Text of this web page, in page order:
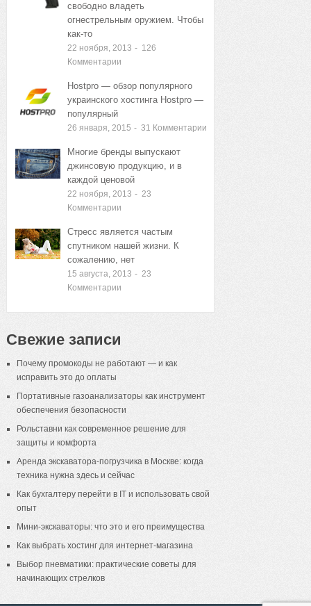
свободно владеть
огнестрельным оружием. Чтобы
как-то
22 ноября, 2013 - 126
Комментарии
Hostpro — обзор популярного
украинского хостинга Hostpro —
популярный
26 января, 2015 - 31 Комментарии
Многие бренды выпускают
джинсовую продукцию, и в
каждой ценовой
22 ноября, 2013 - 23
Комментарии
Стресс является частым
спутником нашей жизни. К
сожалению, нет
15 августа, 2013 - 23
Комментарии
Свежие записи
Почему промокоды не работают — и как
исправить это до оплаты
Портативные газоанализаторы как инструмент
обеспечения безопасности
Рольставни как современное решение для
защиты и комфорта
Аренда экскаватора-погрузчика в Москве: когда
техника нужна здесь и сейчас
Как бухгалтеру перейти в IT и использовать свой
опыт
Мини-экскаваторы: что это и его преимущества
Как выбрать хостинг для интернет-магазина
Выбор пневматики: практические советы для
начинающих стрелков